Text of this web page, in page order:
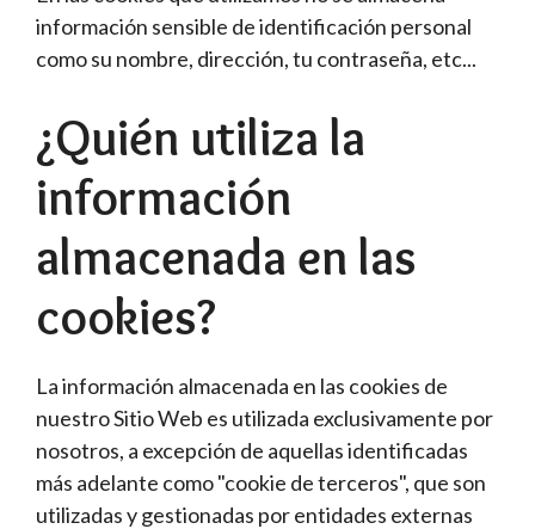
información sensible de identificación personal
como su nombre, dirección, tu contraseña, etc...
¿Quién utiliza la
información
almacenada en las
cookies?
La información almacenada en las cookies de
nuestro Sitio Web es utilizada exclusivamente por
nosotros, a excepción de aquellas identificadas
más adelante como "cookie de terceros", que son
utilizadas y gestionadas por entidades externas